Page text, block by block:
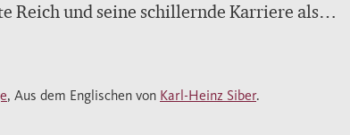
Reich und seine schillernde Karriere als
Bewegung». Sein glänzend erzähltes Buch
als Mikrokosmos der Kräfte und
Deutschland zur Herrschaft der
, Aus dem Englischen von Karl-Heinz Siber.